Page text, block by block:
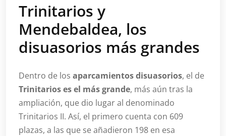
Trinitarios y
Mendebaldea, los
disuasorios más grandes
Dentro de los aparcamientos disuasorios, el de
Trinitarios es el más grande, más aún tras la
ampliación, que dio lugar al denominado
Trinitarios II. Así, el primero cuenta con 609
plazas, a las que se añadieron 198 en esa